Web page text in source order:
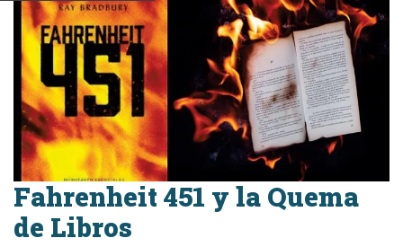
Fahrenheit 451 y la Quema
de Libros